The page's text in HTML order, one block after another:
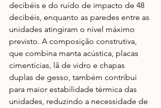
decibéis e do ruído de impacto de 48
decibéis, enquanto as paredes entre as
unidades atingiram o nível máximo
previsto. A composição construtiva,
que combina manta acústica, placas
cimentícias, lã de vidro e chapas
duplas de gesso, também contribui
para maior estabilidade térmica das
unidades, reduzindo a necessidade de